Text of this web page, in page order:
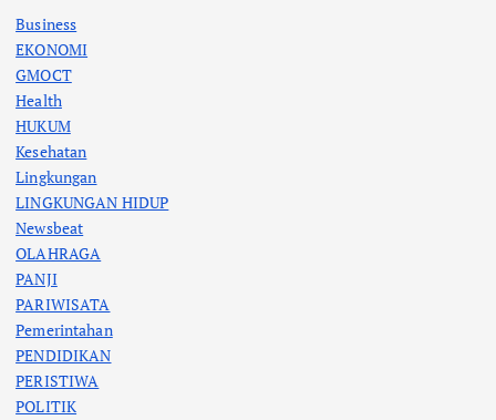
Business
EKONOMI
GMOCT
Health
HUKUM
Kesehatan
Lingkungan
LINGKUNGAN HIDUP
Newsbeat
OLAHRAGA
PANJI
PARIWISATA
Pemerintahan
PENDIDIKAN
PERISTIWA
POLITIK